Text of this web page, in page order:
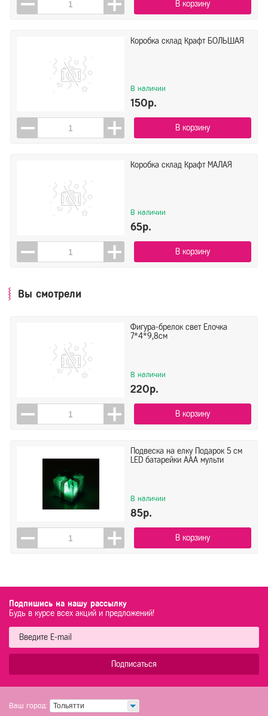
В корзину
Коробка склад Крафт БОЛЬШАЯ
В наличии
150р.
В корзину
Коробка склад Крафт МАЛАЯ
В наличии
65р.
В корзину
Вы смотрели
Фигура-брелок свет Елочка
7*4*9,8см
В наличии
220р.
В корзину
Подвеска на елку Подарок 5 см
LED батарейки ААА мульти
В наличии
85р.
В корзину
Подпишись на нашу рассылку
Будь в курсе всех акций и предложений!
Подписаться
Ваш город: Тольятти